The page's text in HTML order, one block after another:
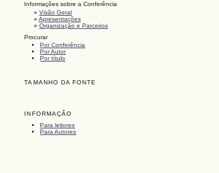
Informações sobre a Conferência
»Visão Geral
»Apresentações
»Organização e Parceiros
Procurar
Por Conferência
Por Autor
Por título
TAMANHO DA FONTE
INFORMAÇÃO
Para leitores
Para Autores